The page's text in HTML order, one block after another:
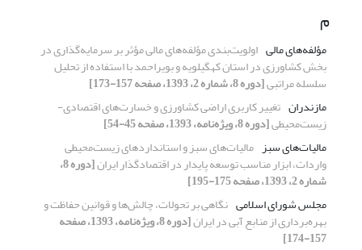
م
مؤلفه‌های مالی اولویت‌بندی مؤلفه‌های مالی مؤثر بر سرمایه‌گذاری در
بخش کشاورزی در استان کهگیلویه و بویراحمد با استفاده از تحلیل
سلسله مراتبی[دوره 8، شماره 2، 1393، صفحه 157-173]
مازندران تغییر کاربری اراضی کشاورزی و خسارت‌های اقتصادی-
زیست‌محیطی[دوره 8، ویژه‌نامه، 1393، صفحه 45-54]
مالیات‌های سبز مالیات‌های سبز و استانداردهای زیست‌محیطی
واردات، ابزار مناسب توسعه پایدار در اقتصادگذار ایران [دوره 8،
شماره 2، 1393، صفحه 175-195]
مجلس شورای اسلامی نگاهی بر تحولات، چالش‌ها و قوانین حفاظت و
بهره‌برداری از منابع آبی در ایران [دوره 8، ویژه‌نامه، 1393، صفحه
157-174]